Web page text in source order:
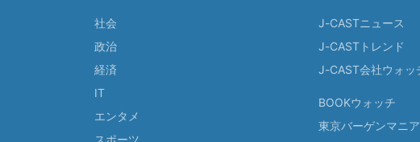
社会
政治
経済
IT
エンタメ
スポーツ
J-CASTニュース
J-CASTトレンド
J-CAST会社ウォッ
BOOKウォッチ
東京バーゲンマニア